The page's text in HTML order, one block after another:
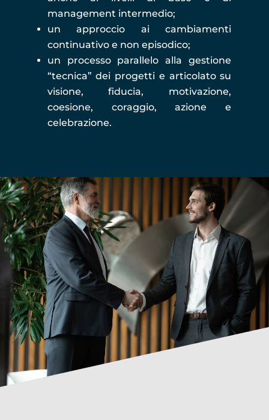
management intermedio;
un approccio ai cambiamenti
continuativo e non episodico;
un processo parallelo alla gestione
“tecnica” dei progetti e articolato su
visione, fiducia, motivazione,
coesione, coraggio, azione e
celebrazione.